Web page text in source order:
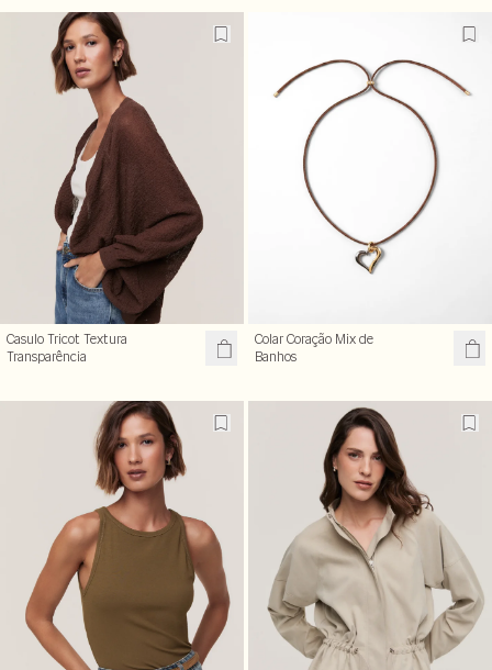
Casulo Tricot Textura
Transparência
Colar Coração Mix de
Banhos